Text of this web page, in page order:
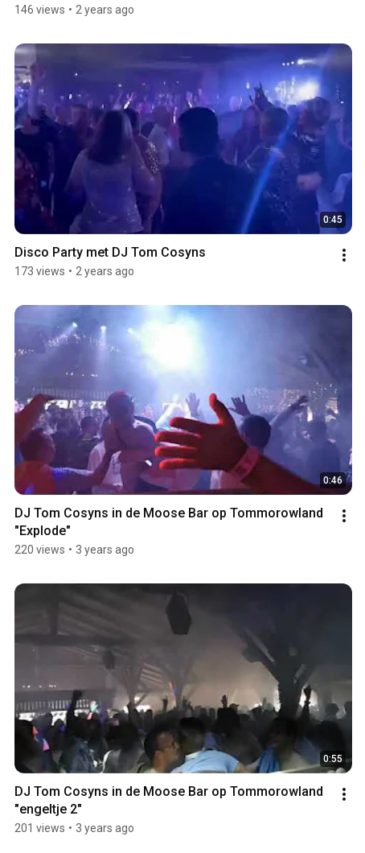
146 views • 2 years ago
0:45
Disco Party met DJ Tom Cosyns
173 views • 2 years ago
0:46
DJ Tom Cosyns in de Moose Bar op Tommorowland
"Explode"
220 views • 3 years ago
0:55
DJ Tom Cosyns in de Moose Bar op Tommorowland
"engeltje 2"
201 views • 3 years ago